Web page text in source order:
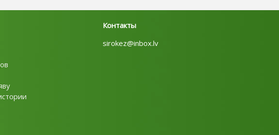
Контакты
sirokez@inbox.lv